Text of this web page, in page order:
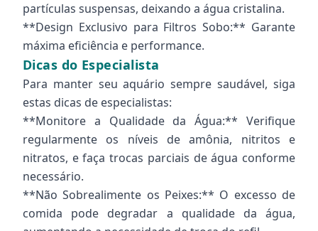
partículas suspensas, deixando a água cristalina.
**Design Exclusivo para Filtros Sobo:** Garante
máxima eficiência e performance.
Dicas do Especialista
Para manter seu aquário sempre saudável, siga
estas dicas de especialistas:
**Monitore a Qualidade da Água:** Verifique
regularmente os níveis de amônia, nitritos e
nitratos, e faça trocas parciais de água conforme
necessário.
**Não Sobrealimente os Peixes:** O excesso de
comida pode degradar a qualidade da água,